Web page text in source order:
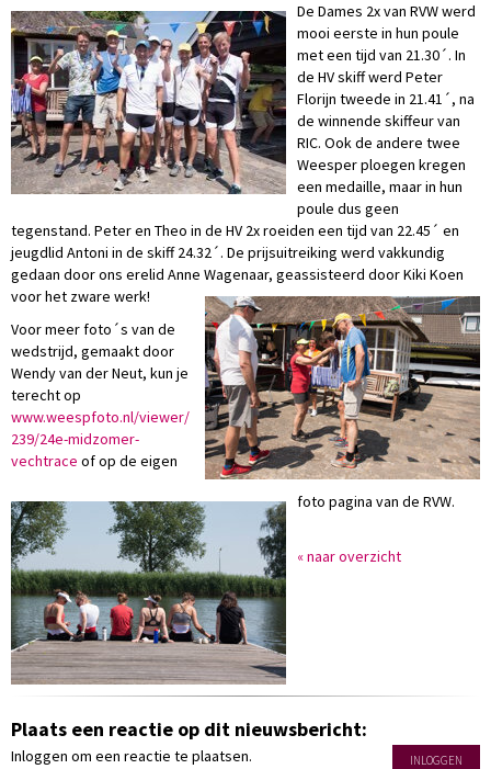
De Dames 2x van RVW werd
mooi eerste in hun poule
met een tijd van 21.30´. In
de HV skiff werd Peter
Florijn tweede in 21.41´, na
de winnende skiffeur van
RIC. Ook de andere twee
Weesper ploegen kregen
een medaille, maar in hun
poule dus geen
tegenstand. Peter en Theo in de HV 2x roeiden een tijd van 22.45´ en
jeugdlid Antoni in de skiff 24.32´. De prijsuitreiking werd vakkundig
gedaan door ons erelid Anne Wagenaar, geassisteerd door Kiki Koen
voor het zware werk!
Voor meer foto´s van de
wedstrijd, gemaakt door
Wendy van derNeut, kun je
terecht op
www.weespfoto.nl/viewer/
239/24e-midzomer-
vechtrace of op de eigen
foto pagina van de RVW.
« naar overzicht
Plaats een reactie op dit nieuwsbericht:
Inloggen om een reactie te plaatsen. INLOGGEN